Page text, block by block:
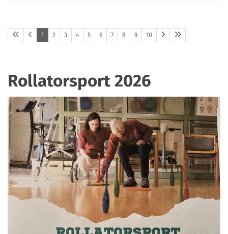
1 2 3 4 5 6 7 8 9 10
Rollatorsport 2026